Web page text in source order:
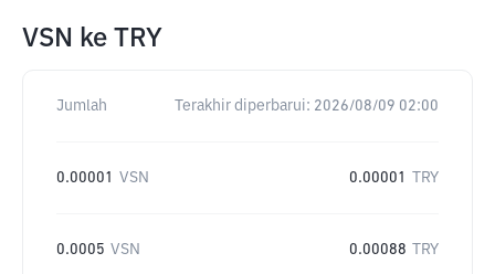
VSN ke TRY
Jumlah Terakhir diperbarui: 2026/08/09 02:00
0.00001 VSN 0.00001 TRY
0.0005 VSN 0.00088 TRY